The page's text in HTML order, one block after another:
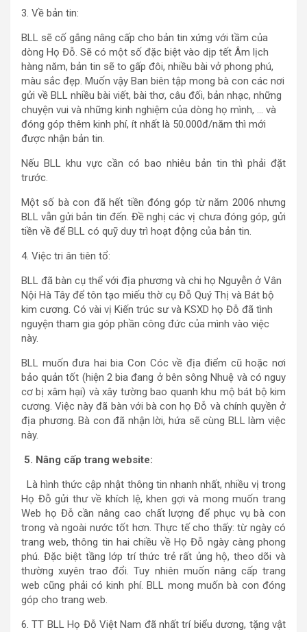
3. Về bản tin:
BLL sẽ cố gắng nâng cấp cho bản tin xứng với tầm của
dòng Họ Đỗ. Sẽ có một số đặc biệt vào dịp tết Âm lịch
hàng năm, bản tin sẽ to gấp đôi, nhiều bài vở phong phú,
màu sắc đẹp. Muốn vậy Ban biên tập mong bà con các nơi
gửi về BLL nhiều bài viết, bài thơ, câu đối, bản nhạc, những
chuyện vui và những kinh nghiệm của dòng họ mình, … và
đóng góp thêm kinh phí, ít nhất là 50.000đ/năm thì mới
được nhận bản tin.
Nếu BLL khu vực cần có bao nhiêu bản tin thì phải đặt
trước.
Một số bà con đã hết tiền đóng góp từ năm 2006 nhưng
BLL vẫn gửi bản tin đến. Đề nghị các vị chưa đóng góp, gửi
tiền về để BLL có quỹ duy trì hoạt động của bản tin.
4. Việc tri ân tiên tổ:
BLL đã bàn cụ thể với địa phương và chi họ Nguyễn ở Vân
Nội Hà Tây để tôn tạo miếu thờ cụ Đỗ Quý Thị và Bát bộ
kim cương. Có vài vị Kiến trúc sư và KSXD họ Đỗ đã tình
nguyện tham gia góp phần công đức của mình vào việc
này.
BLL muốn đưa hai bia Con Cóc về địa điểm cũ hoặc nơi
bảo quản tốt (hiện 2 bia đang ở bên sông Nhuệ và có nguy
cơ bị xâm hại) và xây tường bao quanh khu mộ bát bộ kim
cương. Việc này đã bàn với bà con họ Đỗ và chính quyền ở
địa phương. Bà con đã nhận lời, hứa sẽ cùng BLL làm việc
này.
5. Nâng cấp trang website:
Là hình thức cập nhật thông tin nhanh nhất, nhiều vị trong
Họ Đỗ gửi thư về khích lệ, khen gợi và mong muốn trang
Web họ Đỗ cần nâng cao chất lượng để phục vụ bà con
trong và ngoài nước tốt hơn. Thực tế cho thấy: từ ngày có
trang web, thông tin hai chiều về Họ Đỗ ngày càng phong
phú. Đặc biệt tầng lớp trí thức trẻ rất ủng hộ, theo dõi và
thường xuyên trao đổi. Tuy nhiên muốn nâng cấp trang
web cũng phải có kinh phí. BLL mong muốn bà con đóng
góp cho trang web.
6. TT BLL Họ Đỗ Việt Nam đã nhất trí biểu dương, tặng vật